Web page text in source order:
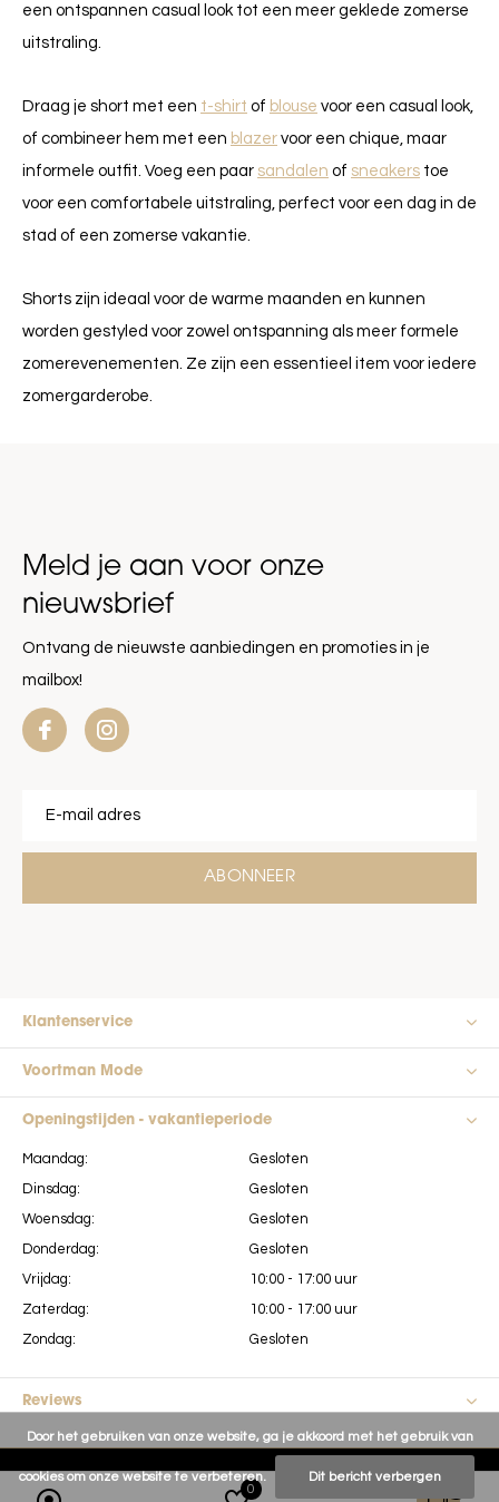
een ontspannen casual look tot een meer geklede zomerse
uitstraling.
Draag je short met een t-shirt of blouse voor een casual look,
of combineer hem met een blazer voor een chique, maar
informele outfit. Voeg een paar sandalen of sneakers toe
voor een comfortabele uitstraling, perfect voor een dag in de
stad of een zomerse vakantie.
Shorts zijn ideaal voor de warme maanden en kunnen
worden gestyled voor zowel ontspanning als meer formele
zomerevenementen. Ze zijn een essentieel item voor iedere
zomergarderobe.
Meld je aan voor onze
nieuwsbrief
Ontvang de nieuwste aanbiedingen en promoties in je
mailbox!
ABONNEER
Klantenservice
Voortman Mode
Openingstijden - vakantieperiode
Maandag:
Dinsdag:
Woensdag:
Donderdag:
Vrijdag:
Zaterdag:
Zondag:
Gesloten
Gesloten
Gesloten
Gesloten
10:00 - 17:00 uur
10:00 - 17:00 uur
Gesloten
Reviews
0
Door het gebruiken van onze website, ga je akkoord met het gebruik van
cookies om onze website te verbeteren. Dit bericht verbergen